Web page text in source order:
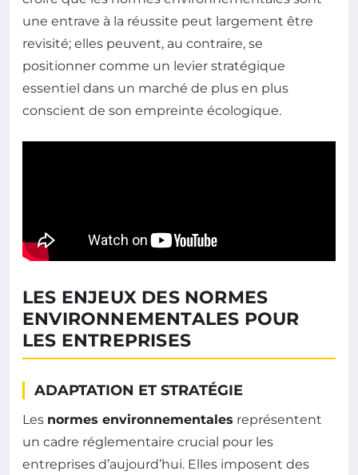
une entrave à la réussite peut largement être
revisité; elles peuvent, au contraire, se
positionner comme un levier stratégique
essentiel dans un marché de plus en plus
conscient de son empreinte écologique.
LES ENJEUX DES NORMES
ENVIRONNEMENTALES POUR
LES ENTREPRISES
ADAPTATION ET STRATÉGIE
Les normes environnementales représentent
un cadre réglementaire crucial pour les
entreprises d’aujourd’hui. Elles imposent des